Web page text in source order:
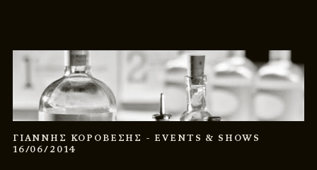
ΓΙΑΝΝΗΣ ΚΟΡΟΒΕΣΗΣ - EVENTS & SHOWS
16/06/2014